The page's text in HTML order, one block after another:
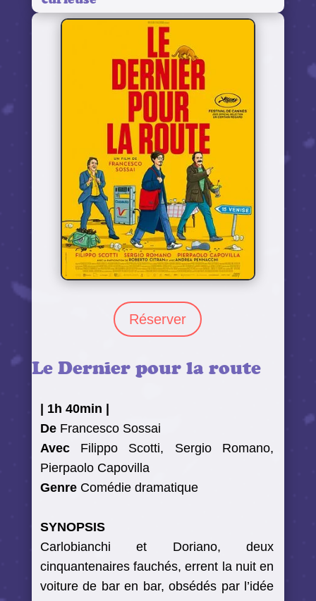
Réserver
Le Dernier pour la route
1h 40min
DeFrancesco Sossai
AvecFilippo Scotti, Sergio Romano,
Pierpaolo Capovilla
Genre Comédie dramatique
SYNOPSIS
Carlobianchi et Doriano, deux
cinquantenaires fauchés, errent la nuit en
voiture de bar en bar, obsédés par l’idée